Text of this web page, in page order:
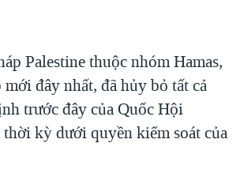
GIẢ
NGOẠI
THƯƠNG MẠI CỦA MỸ: QUÁ KHỨ VÀ HIỆN
CỬ 2024
Palestine thuộc nhóm Hamas,
đây nhất, đã hủy bỏ tất cả
trước đây của Quốc Hội
kỳ dưới quyền kiểm soát của